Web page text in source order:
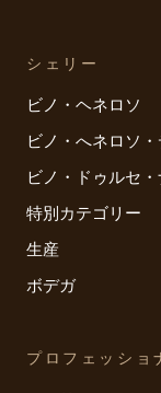
シェリー
ビノ・ヘネロソ
ビノ・へネロソ
ビノ・ドゥルセ
特別カテゴリー
生産
ボデガ
プロフェッショ